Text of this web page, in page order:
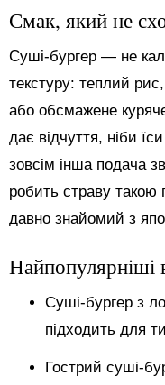
Смак, який не
Суші-бургер — не
текстуру: теплий
або обсмажене
дає відчуття, ніби
зовсім інша подача
робить страву
давно знайомий з
Найпопулярніші
Суші-бургер з
підходить для
Гострий суші-